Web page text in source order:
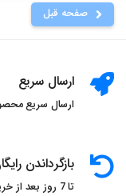
صفحه قبل
ارسال سریع
ارسال سریع
بازگرداندن
تا 7 روز بعد از خرید در صورت باز نشدن سلفون